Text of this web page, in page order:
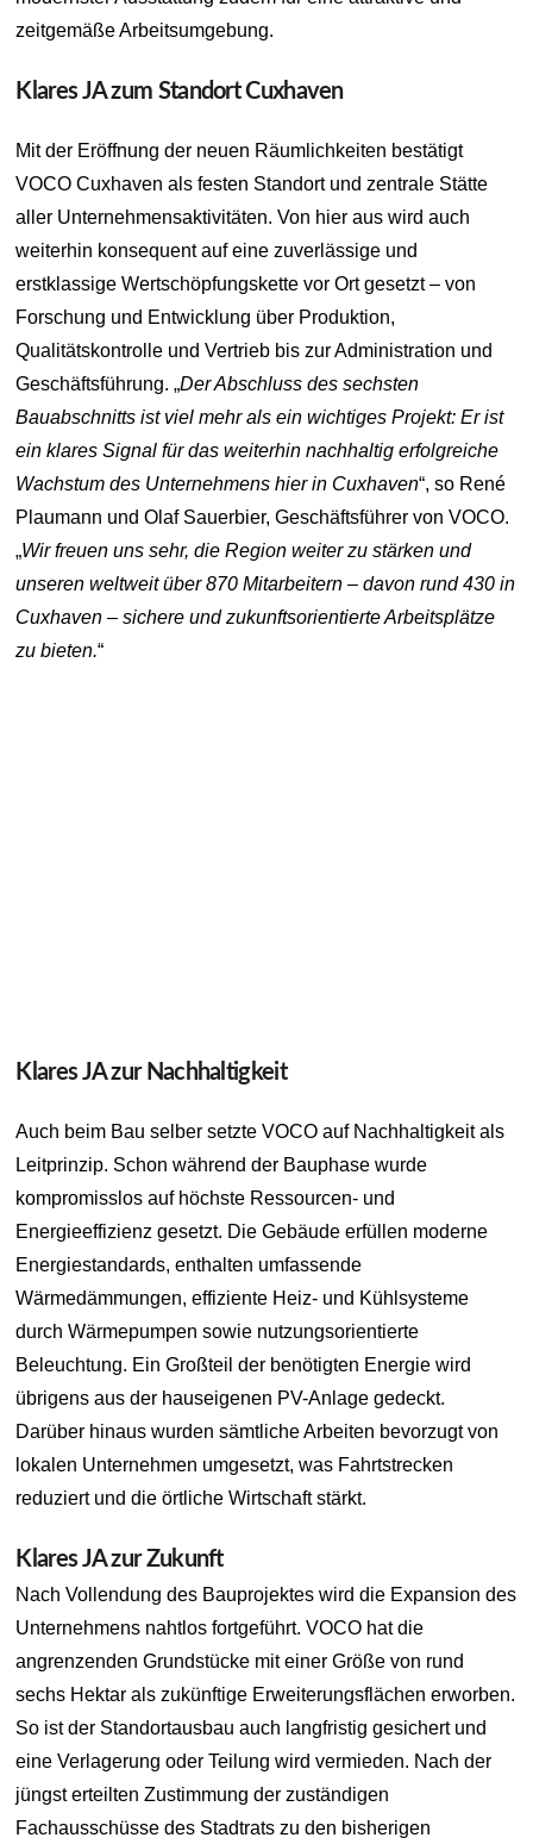
zeitgemäße Arbeitsumgebung.
Klares JA zum Standort Cuxhaven
Mit der Eröffnung der neuen Räumlichkeiten bestätigt
VOCO Cuxhaven als festen Standort und zentrale Stätte
aller Unternehmensaktivitäten. Von hier aus wird auch
weiterhin konsequent auf eine zuverlässige und
erstklassige Wertschöpfungskette vor Ort gesetzt – von
Forschung und Entwicklung über Produktion,
Qualitätskontrolle und Vertrieb bis zur Administration und
Geschäftsführung. „Der Abschluss des sechsten
Bauabschnitts ist viel mehr als ein wichtiges Projekt: Er ist
ein klares Signal für das weiterhin nachhaltig erfolgreiche
Wachstum des Unternehmens hier in Cuxhaven“, so René
Plaumann und Olaf Sauerbier, Geschäftsführer von VOCO.
„Wir freuen uns sehr, die Region weiter zu stärken und
unseren weltweit über 870 Mitarbeitern – davon rund 430 in
Cuxhaven – sichere und zukunftsorientierte Arbeitsplätze
zu bieten.“
Klares JA zur Nachhaltigkeit
Auch beim Bau selber setzte VOCO auf Nachhaltigkeit als
Leitprinzip. Schon während der Bauphase wurde
kompromisslos auf höchste Ressourcen- und
Energieeffizienz gesetzt. Die Gebäude erfüllen moderne
Energiestandards, enthalten umfassende
Wärmedämmungen, effiziente Heiz- und Kühlsysteme
durch Wärmepumpen sowie nutzungsorientierte
Beleuchtung. Ein Großteil der benötigten Energie wird
übrigens aus der hauseigenen PV-Anlage gedeckt.
Darüber hinaus wurden sämtliche Arbeiten bevorzugt von
lokalen Unternehmen umgesetzt, was Fahrtstrecken
reduziert und die örtliche Wirtschaft stärkt.
Klares JA zur Zukunft
Nach Vollendung des Bauprojektes wird die Expansion des
Unternehmens nahtlos fortgeführt. VOCO hat die
angrenzenden Grundstücke mit einer Größe von rund
sechs Hektar als zukünftige Erweiterungsflächen erworben.
So ist der Standortausbau auch langfristig gesichert und
eine Verlagerung oder Teilung wird vermieden. Nach der
jüngst erteilten Zustimmung der zuständigen
Fachausschüsse des Stadtrats zu den bisherigen